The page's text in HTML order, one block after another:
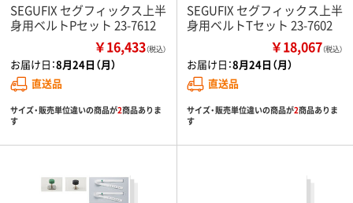
SEGUFIX セグフィックス上半
身用ベルトPセット 23-7612
￥16,433（税込）
お届け日：8月24日（月）
直送品
サイズ・販売単位違いの商品が2商品ありま
す
SEGUFIX セグフィックス上半
身用ベルトTセット 23-7602
￥18,067（税込）
お届け日：8月24日（月）
直送品
サイズ・販売単位違いの商品が2商品ありま
す